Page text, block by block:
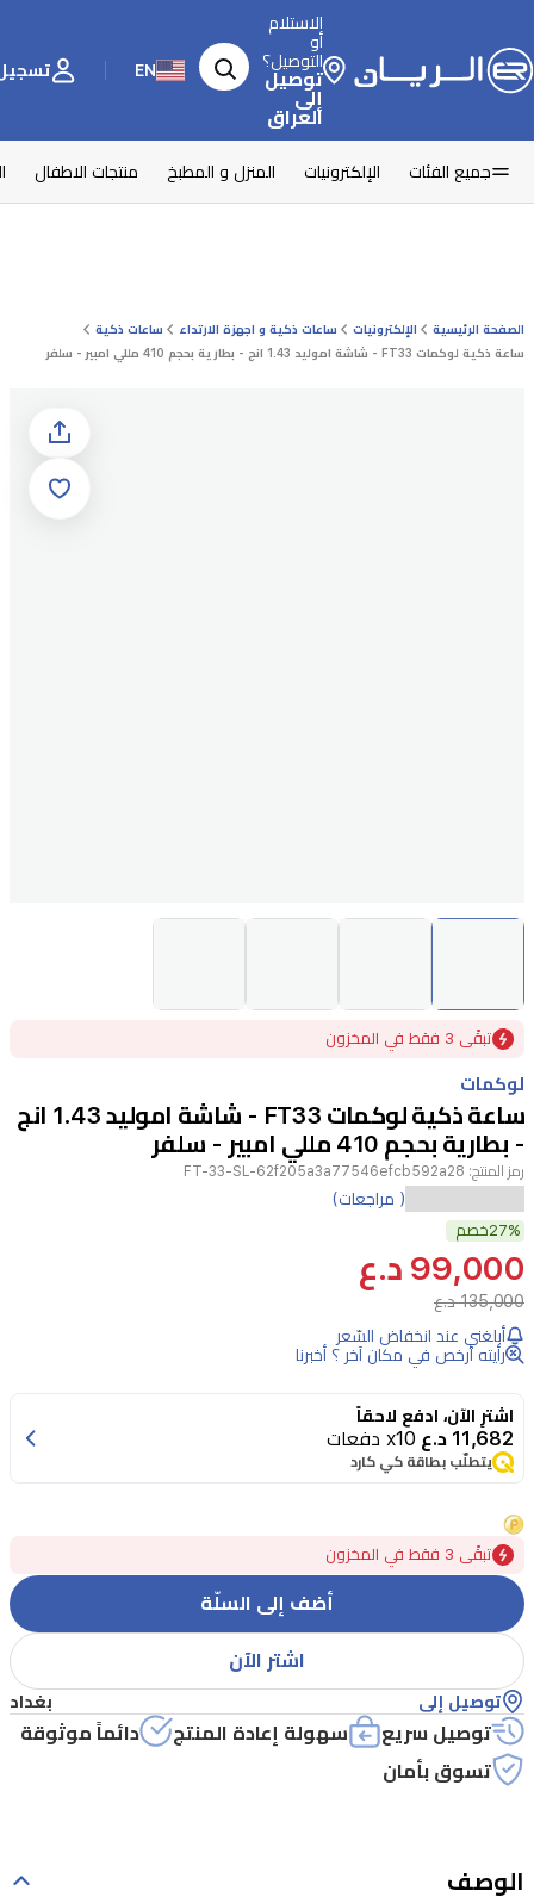
الاستلام
أو
التوصيل؟
توصيل
إلى
العراق
EN تسجيل
جميع الفئات الإلكترونيات المنزل و المطبخ منتجات الاطفال
الصفحة الرئيسية الإلكترونيات ساعات ذكية و اجهزة الارتداء
ساعات ذكية
ساعة ذكية لوكمات FT33 - شاشة اموليد 1.43 انج - بطارية بحجم 410 مللي امبير - سلفر
4
تبقًى 3 فقط في المخزون
لوكمات
ساعة ذكية لوكمات FT33 - شاشة اموليد 1.43 انج
- بطارية بحجم 410 مللي امبير - سلفر
رمز المنتج: FT-33-SL-62f205a3a77546efcb592a28
FT33
من
لوكمات
ذكية
بتصميم
وشاشة
AMOLED
1.43
بوصة،
مع
هيكل
معدني
وسوار
سيليكون
مريح
مخصصة
( مراجعات)
27%خصم
99,000 د.ع
135,000 د.ع
أبلغني عند انخفاض السّعر
رأيته أرخص في مكان آخر ؟ أخبرنا
اشترِ الآن، ادفع لاحقاً
11,682 د.ع x10 دفعات
يتطلّب بطاقة كي كارد
تبقًى 3 فقط في المخزون
أضف إلى السلّة
اشتر الآن
توصيل إلى بغداد
توصيل سريع سهولة إعادة المنتج
دائماً موثوقة
تسوق بأمان
الوصف